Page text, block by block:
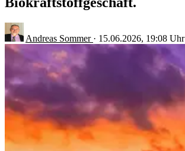
Andreas Sommer · 15.06.2026, 19:08 Uhr